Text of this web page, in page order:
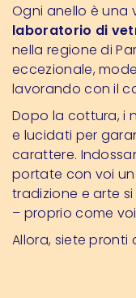
Ogni anello è una
laboratorio di
nella regione di
eccezionale,
lavorando con il
Dopo la cottura, i
e lucidati per
carattere.
portate con voi
tradizione e arte
– proprio come
Allora, siete pronti